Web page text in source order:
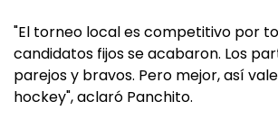
"El torneo local es competitivo por
candidatos fijos se acabaron. Los
parejos y bravos. Pero mejor, así
hockey", aclaró Panchito.